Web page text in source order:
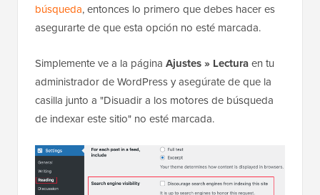
búsqueda, entonces lo primero que debes hacer es
asegurarte de que esta opción no esté marcada.
Simplemente ve a la página Ajustes » Lecturaen tu
administrador de WordPress y asegúrate de que la
casilla junto a "Disuadir a los motores de búsqueda
de indexar este sitio" no esté marcada.